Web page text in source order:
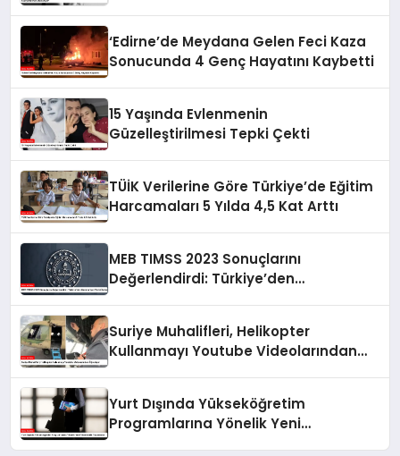
‘Edirne’de Meydana Gelen Feci Kaza
Sonucunda 4 Genç Hayatını Kaybetti
15 Yaşında Evlenmenin
Güzelleştirilmesi Tepki Çekti
TÜİK Verilerine Göre Türkiye’de Eğitim
Harcamaları 5 Yılda 4,5 Kat Arttı
MEB TIMSS 2023 Sonuçlarını
Değerlendirdi: Türkiye’den
Suriye Muhalifleri, Helikopter
Kullanmayı Youtube Videolarından
Yurt Dışında Yükseköğretim
Programlarına Yönelik Yeni